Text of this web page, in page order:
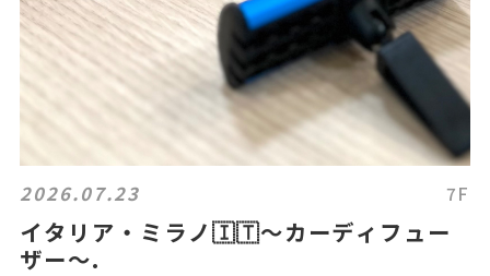
2026.07.23 7F
イタリア・ミラノ🇮🇹〜カーディフュー
ザー〜.